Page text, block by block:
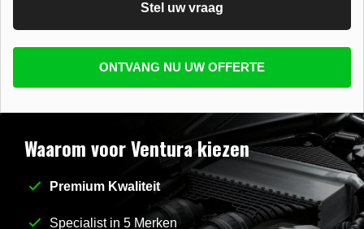
Stel uw vraag
Stel uw vraag*
ONTVANG NU UW OFFERTE
Waarom voor Ventura kiezen
Premium Kwaliteit
Specialist in 5 Merken